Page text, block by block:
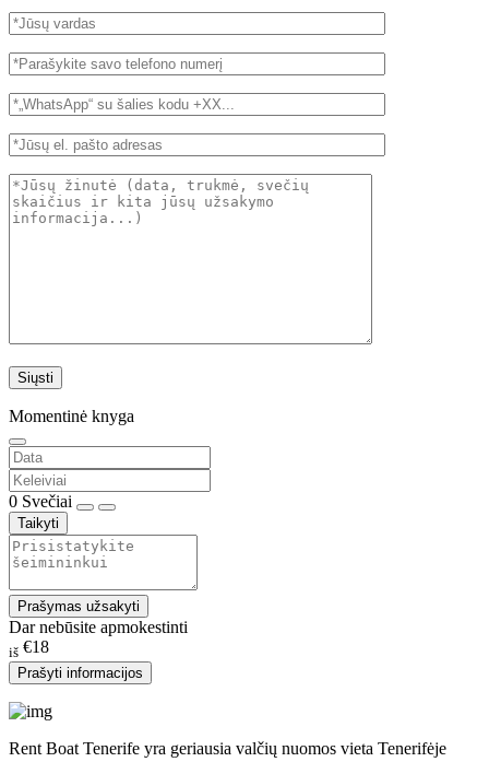
Momentinė knyga
0 Svečiai
Taikyti
Prašymas užsakyti
Dar nebūsite apmokestinti
iš €18
Prašyti informacijos
Rent Boat Tenerife yra geriausia valčių nuomos vieta Tenerifėje